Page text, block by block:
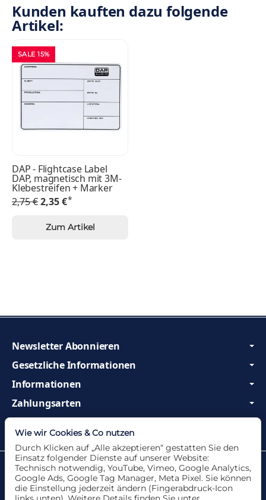
Kunden kauften dazu folgende
Artikel:
SALE 15%
DAP - Flightcase Label
DAP, magnetisch mit 3M-
Klebestreifen + Marker
2,75 €2,35 €*
Zum Artikel
Gesetzliche Informationen
Informationen
Zahlungsarten
Wir sind Profis und beraten Sie gerne!
Newsletter Abonnieren
Datenschutzerklärung•Impressum
Wie wir Cookies & Co nutzen
Durch Klicken auf „Alle akzeptieren“ gestatten Sie den
Einsatz folgender Dienste auf unserer Website:
Technisch notwendig, YouTube, Vimeo, Google Analytics,
Google Ads, Google Tag Manager, Meta Pixel. Sie können
die Einstellung jederzeit ändern (Fingerabdruck-Icon